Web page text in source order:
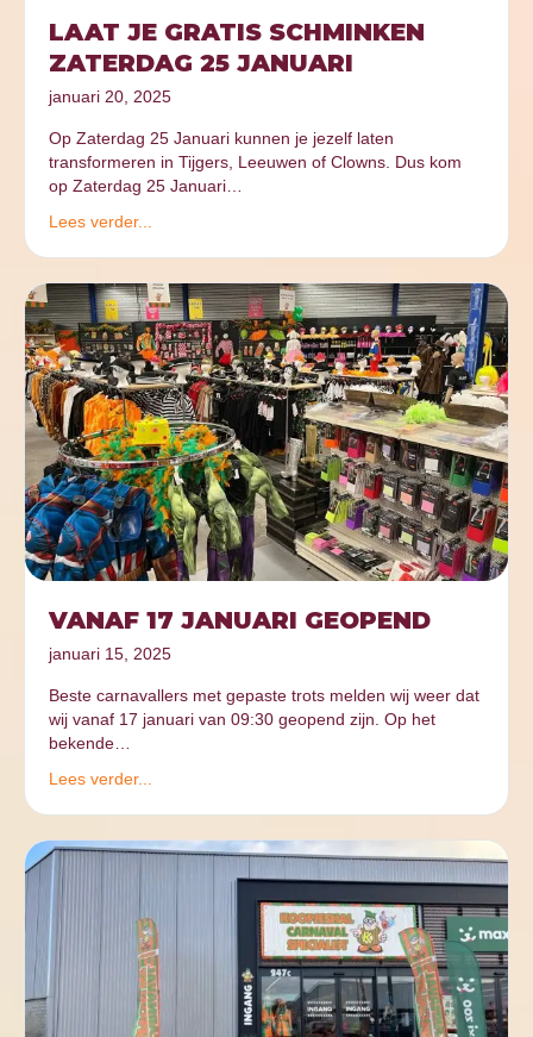
LAAT JE GRATIS SCHMINKEN
ZATERDAG 25 JANUARI
januari 20, 2025
Op Zaterdag 25 Januari kunnen je jezelf laten
transformeren in Tijgers, Leeuwen of Clowns. Dus kom
op Zaterdag 25 Januari…
Lees verder...
VANAF 17 JANUARI GEOPEND
januari 15, 2025
Beste carnavallers met gepaste trots melden wij weer dat
wij vanaf 17 januari van 09:30 geopend zijn. Op het
bekende…
Lees verder...